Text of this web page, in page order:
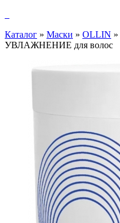
Каталог » Маски » OLLIN »
УВЛАЖНЕНИЕ для волос